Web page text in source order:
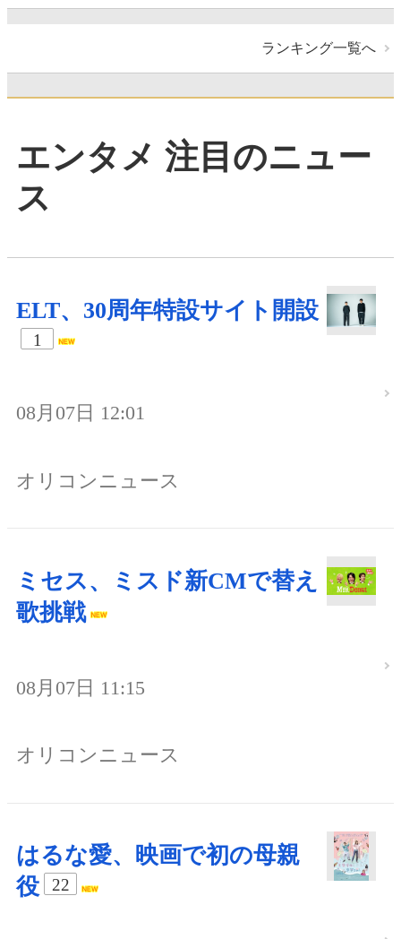
ランキング一覧へ
エンタメ 注目のニュー
ス
ELT、30周年特設サイト開設
1
08月07日 12:01
オリコンニュース
ミセス、ミスド新CMで替え
歌挑戦
08月07日 11:15
オリコンニュース
はるな愛、映画で初の母親
役
22